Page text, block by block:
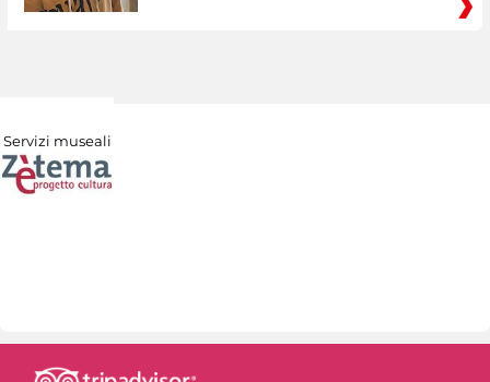
Servizi museali